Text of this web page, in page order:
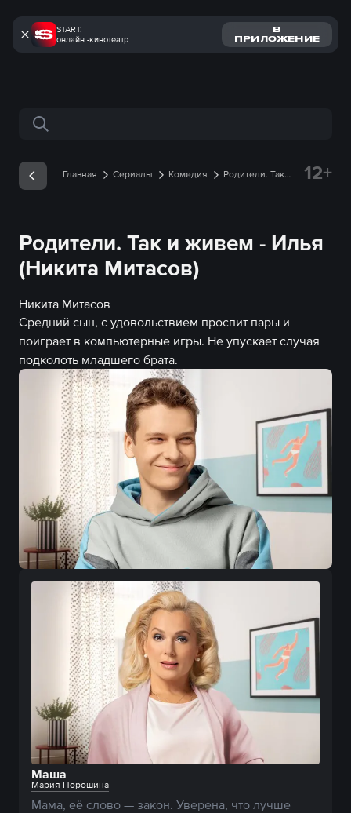
START:
онлайн -кинотеатр
В
ПРИЛОЖЕНИЕ
Поиск по сайту
Главная Сериалы Комедия
Родители. Так
12+
Родители. Так и живем - Илья
(Никита Митасов)
Никита Митасов
Средний сын, с удовольствием проспит пары и
поиграет в компьютерные игры. Не упускает случая
подколоть младшего брата.
Маша
Мария Порошина
Мама, её слово — закон. Уверена, что лучше